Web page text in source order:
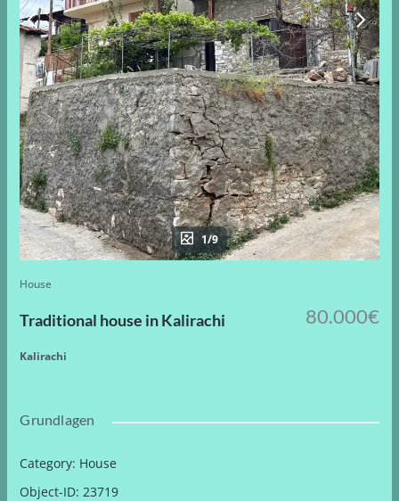
1/9
House
Traditional house in Kalirachi
Kalirachi
80.000€
Grundlagen
Category: House
Object-ID: 23719